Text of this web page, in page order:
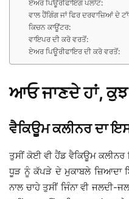
ਏਅਰ ਪਿਊਰੀਫਾਇੰਗ ਪਲਾਂਟ:
ਵਾਲ ਹੈਂਗਿੰਗ ਜਾਂ ਫਿਰ ਦਰਵਾਜ਼ਿਆਂ ਦੇ
ਕਿਚਨ ਕਾਊਂਟਰ:
ਵਾਇਪਰ ਦੀ ਕਰੋ ਵਰਤੋਂ:
ਏਅਰ ਪਿਊਰੀਫਾਇਰ ਦੀ ਕਰੋ ਵਰਤੋਂ:
ਆਓ ਜਾਣਦੇ ਹਾਂ,
ਵੈਕਿਊਮ ਕਲੀਨਰ ਦਾ
ਤੁਸੀਂ ਕੋਈ ਵੀ ਹੈਂਡ ਵੈਕਿਊਮ
ਧੂੜ ਨੂੰ ਕੱਪੜੇ ਦੇ ਮੁਕਾਬਲੇ ਜ਼ਿਆਦਾ
ਨਾਲ ਚਾਹੇ ਤੁਸੀਂ ਜਿੰਨਾ ਵੀ ਜਲਦੀ-